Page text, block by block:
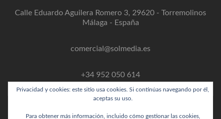
Calle Eduardo Aguilera Romero 3, 29620 - Torremolinos
Málaga - España
comercial@solmedia.es
+34 952 050 614
Privacidad y cookies: este sitio usa cookies. Si continúas navegando por él,
aceptas su uso.
Para obtener más información, incluido cómo gestionar las cookies,